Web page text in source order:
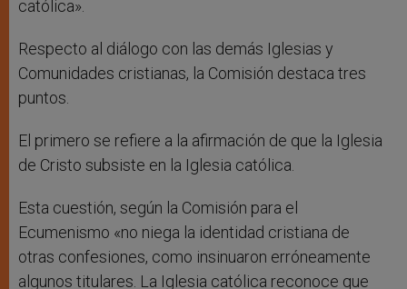
católica».
Respecto al diálogo con las demás Iglesias y
Comunidades cristianas, la Comisión destaca tres
puntos.
El primero se refiere a la afirmación de que la Iglesia
de Cristo subsiste en la Iglesia católica.
Esta cuestión, según la Comisión para el
Ecumenismo «no niega la identidad cristiana de
otras confesiones, como insinuaron erróneamente
algunos titulares. La Iglesia católica reconoce que